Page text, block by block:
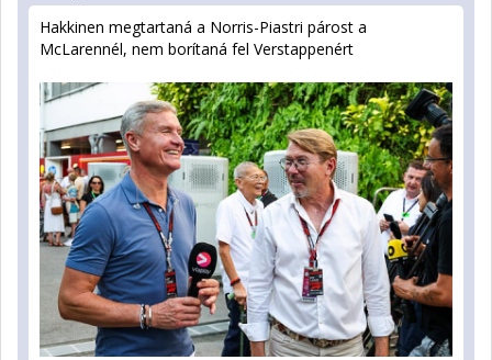
Hakkinen megtartaná a Norris-Piastri párost a
McLarennél, nem borítaná fel Verstappenért